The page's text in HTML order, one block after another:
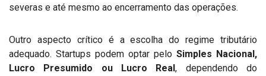
severas e até mesmo ao encerramento das operações.
Outro aspecto crítico é a escolha do regime tributário
adequado. Startups podem optar pelo Simples Nacional,
Lucro Presumido ou Lucro Real, dependendo do